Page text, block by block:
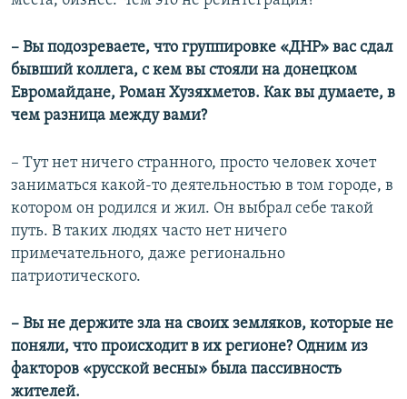
– Вы подозреваете, что группировке «ДНР» вас сдал
бывший коллега, с кем вы стояли на донецком
Евромайдане, Роман Хузяхметов. Как вы думаете, в
чем разница между вами?
– Тут нет ничего странного, просто человек хочет
заниматься какой-то деятельностью в том городе, в
котором он родился и жил. Он выбрал себе такой
путь. В таких людях часто нет ничего
примечательного, даже регионально
патриотического.
– Вы не держите зла на своих земляков, которые не
поняли, что происходит в их регионе? Одним из
факторов «русской весны» была пассивность
жителей.